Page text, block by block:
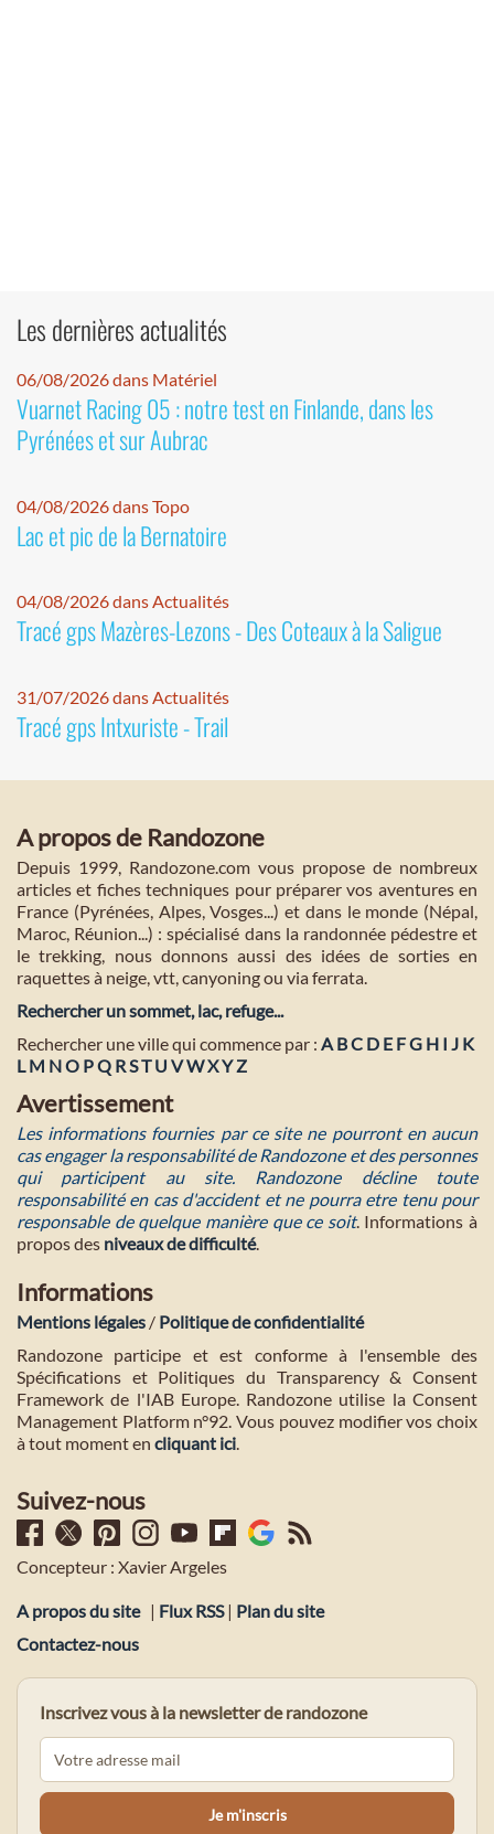
Les dernières actualités
06/08/2026 dans Matériel
Vuarnet Racing 05 : notre test en Finlande, dans les
Pyrénées et sur Aubrac
04/08/2026 dans Topo
Lac et pic de la Bernatoire
04/08/2026 dans Actualités
Tracé gps Mazères-Lezons - Des Coteaux à la Saligue
31/07/2026 dans Actualités
Tracé gps Intxuriste - Trail
A propos de Randozone
Depuis 1999, Randozone.com vous propose de nombreux
articles et fiches techniques pour préparer vos aventures en
France (Pyrénées, Alpes, Vosges...) et dans le monde (Népal,
Maroc, Réunion...) : spécialisé dans la randonnée pédestre et
le trekking, nous donnons aussi des idées de sorties en
raquettes à neige, vtt, canyoning ou via ferrata.
Rechercher un sommet, lac, refuge...
Rechercher une ville qui commence par : A BC D E FG H I J K
L M NO PQ RST U VWXYZ
Avertissement
Les informations fournies par ce site ne pourront en aucun
cas engager la responsabilité de Randozone et des personnes
qui participent au site. Randozone décline toute
responsabilité en cas d'accident et ne pourra etre tenu pour
responsable de quelque manière que ce soit. Informations à
propos des niveaux de difficulté.
Informations
Mentions légales / Politique de confidentialité
Randozone participe et est conforme à l'ensemble des
Spécifications et Politiques du Transparency & Consent
Framework de l'IAB Europe. Randozone utilise la Consent
Management Platform n°92. Vous pouvez modifier vos choix
à tout moment en cliquant ici.
Suivez-nous
Concepteur : Xavier Argeles
A propos du site | Flux RSS| Plan du site
Contactez-nous
Inscrivez vous à la newsletter de randozone